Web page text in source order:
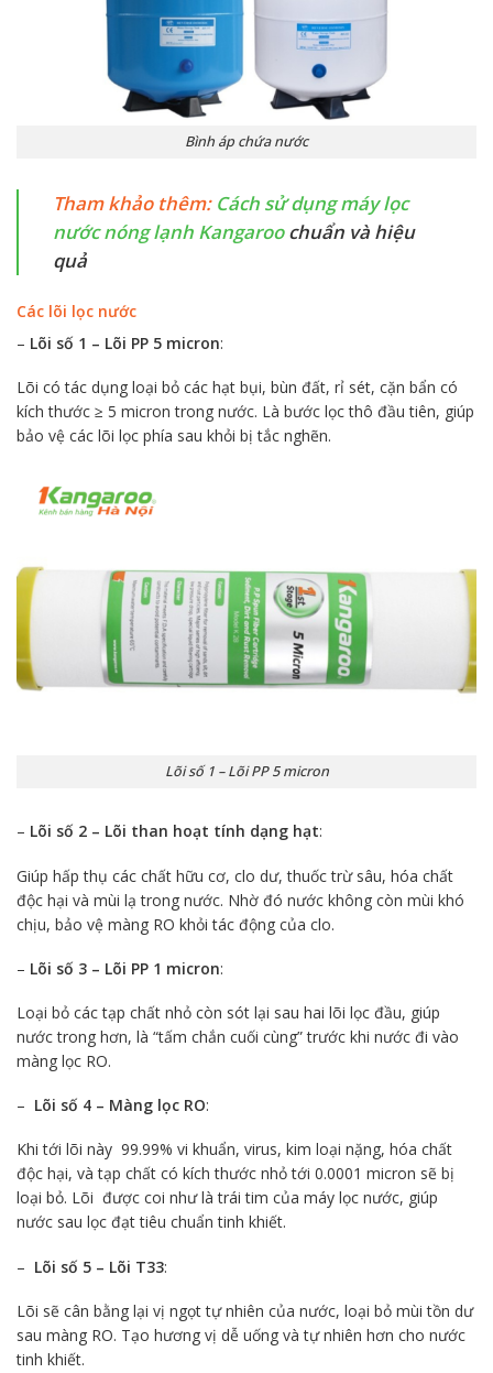
Bình áp chứa nước
Tham khảo thêm: Cách sử dụng máy lọc
nước nóng lạnh Kangaroochuẩn và hiệu
quả
Các lõi lọc nước
– Lõi số 1 – Lõi PP 5 micron:
Lõi có tác dụng loại bỏ các hạt bụi, bùn đất, rỉ sét, cặn bẩn có
kích thước ≥ 5 micron trong nước. Là bước lọc thô đầu tiên, giúp
bảo vệ các lõi lọc phía sau khỏi bị tắc nghẽn.
Lõi số 1 – Lõi PP 5 micron
– Lõi số 2 – Lõi than hoạt tính dạng hạt:
Giúp hấp thụ các chất hữu cơ, clo dư, thuốc trừ sâu, hóa chất
độc hại và mùi lạ trong nước. Nhờ đó nước không còn mùi khó
chịu, bảo vệ màng RO khỏi tác động của clo.
– Lõi số 3 – Lõi PP 1 micron:
Loại bỏ các tạp chất nhỏ còn sót lại sau hai lõi lọc đầu, giúp
nước trong hơn, là “tấm chắn cuối cùng” trước khi nước đi vào
màng lọc RO.
– Lõi số 4 – Màng lọc RO:
Khi tới lõi này 99.99% vi khuẩn, virus, kim loại nặng, hóa chất
độc hại, và tạp chất có kích thước nhỏ tới 0.0001 micron sẽ bị
loại bỏ. Lõi được coi như là trái tim của máy lọc nước, giúp
nước sau lọc đạt tiêu chuẩn tinh khiết.
– Lõi số 5 – Lõi T33:
Lõi sẽ cân bằng lại vị ngọt tự nhiên của nước, loại bỏ mùi tồn dư
sau màng RO. Tạo hương vị dễ uống và tự nhiên hơn cho nước
tinh khiết.